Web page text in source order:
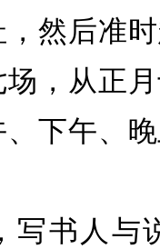
然后准
，从正
下午、
写书人与